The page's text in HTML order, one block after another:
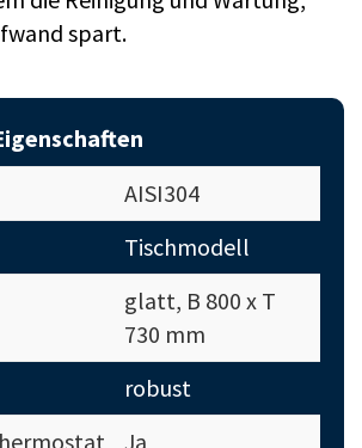
spart.
AISI304
Tischmodell
glatt, B 800 x T
730 mm
robust
Ja